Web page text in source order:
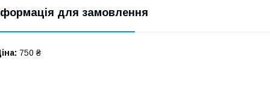
для замовлення
750 ₴